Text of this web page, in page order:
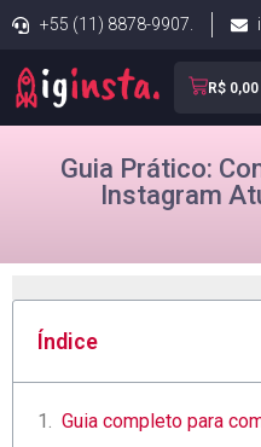
+55 (11) 8878-9907.
R$ 0,00
Guia Prático:
Instagram
Índice